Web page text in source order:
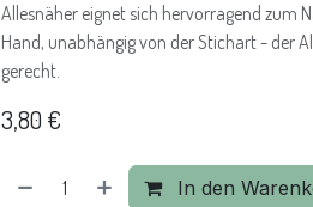
Allesnäher eignet sich hervorragend zum
Hand, unabhängig von der Stichart - der
gerecht.
3,80 €
In den